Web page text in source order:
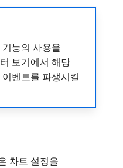
능의 사용을
보기에서 해당
벤트를 파생시킬
차트 설정을